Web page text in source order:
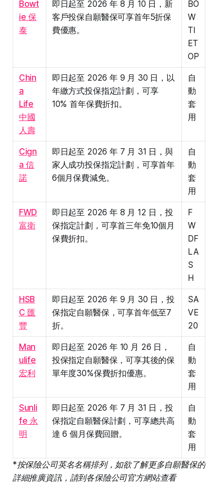
Bowt
ie 保
泰
即日起至 2026 年 8 月 10 日，新
客戶投保自願醫保可享首年5折保
費優惠。
BO
W
TI
ET
OP
Chin
a
Life
中國
人壽
即日起至 2026 年 9 月 30 日，以
年繳方式投保指定計劃，可享
10% 首年保費折扣。
自
動
套
用
Cign
a 信
諾
即日起至 2026 年 7 月 31 日，與
家人成功投保指定計劃，可享首年
6個月保費減免。
自
動
套
用
FWD
富衛
即日起至 2026 年 8 月 12 日，投
保指定計劃，可享首三年免10個月
保費折扣。
F
W
DF
LA
S
H
HSB
C 匯
豐
即日起至 2026 年 9 月 30 日，投
保指定自願醫保，可享首年低至7
折。
SA
VE
20
Man
ulife
宏利
即日起至 2026 年 10 月 26 日，
投保指定自願醫保，可享其後的保
單年度30%保費折扣優惠。
自
動
套
用
Sunli
fe 永
明
即日起至 2026 年 7 月 31 日，投
保指定自願醫保計劃，可享總共高
達 6 個月保費回贈。
自
動
套
用
*按保險公司英名名稱排列，如欲了解更多自願醫保的
詳細推廣資訊，請到各保險公司官方網站查看